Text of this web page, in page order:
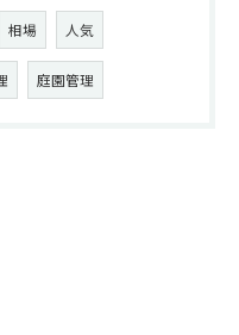
相場 人気
庭園管理